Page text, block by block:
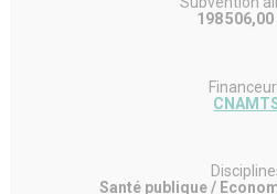
198 506,00
Santé publique /